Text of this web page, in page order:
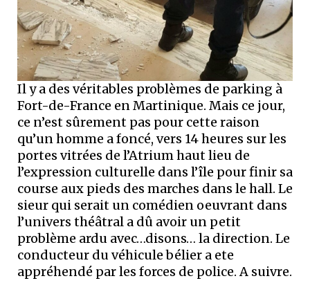
Il y a des véritables problèmes de parking à
Fort-de-France en Martinique. Mais ce jour,
ce n’est sûrement pas pour cette raison
qu’un homme a foncé, vers 14 heures sur les
portes vitrées de l’Atrium haut lieu de
l’expression culturelle dans l’île pour finir sa
course aux pieds des marches dans le hall. Le
sieur qui serait un comédien oeuvrant dans
l’univers théâtral a dû avoir un petit
problème ardu avec…disons… la direction. Le
conducteur du véhicule bélier a ete
appréhendé par les forces de police. A suivre.